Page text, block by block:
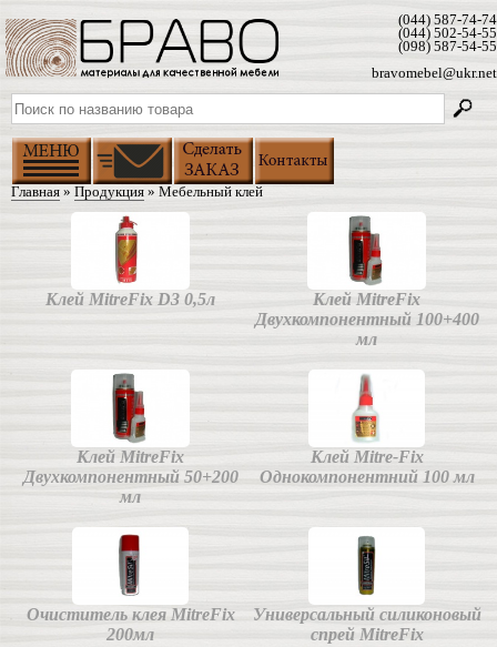
(044) 587-74-74
(044) 502-54-55
(098) 587-54-55
bravomebel@ukr.net
Главная » Продукция » Мебельный клей
Клей MitreFix D3 0,5л
Клей MitreFix
Двухкомпонентный 100+400
мл
Клей MitreFix
Двухкомпонентный 50+200
мл
Клей Mitre-Fix
Однокомпонентний 100 мл
Очиститель клея MitreFix
200мл
Универсальный силиконовый
спрей MitreFix